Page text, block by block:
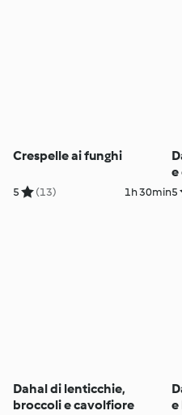
Crespelle ai funghi
5 (13) 1h 30min
e
5
Dahal di lenticchie,
broccoli e cavolfiore
e